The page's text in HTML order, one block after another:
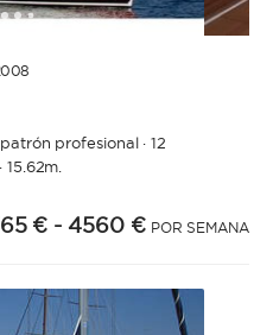
345 678910111213141516171819
profesional·12
· 15.62m.
€ - 4560 € POR SEMANA